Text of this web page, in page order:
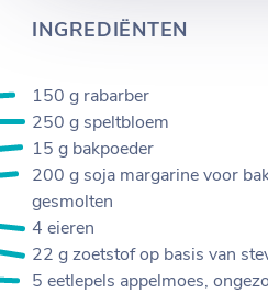
INGREDIËNTEN
150 g rabarber
250 g speltbloem
15 g bakpoeder
200 g soja margarine voor
gesmolten
4 eieren
22 g zoetstof op basis van
5 eetlepels appelmoes,